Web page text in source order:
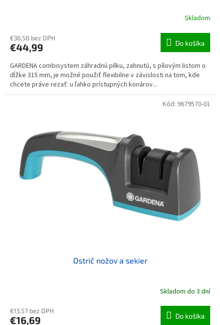
Skladom
€36,58 bez DPH
€44,99 Do košíka
GARDENA combisystem záhradnú pílku, zahnutú, s pílovým listom o
dĺžke 315 mm, je možné použiť flexibilne v závislosti na tom, kde
chcete práve rezať: u ľahko prístupných konárov...
Ostrič nožov a sekier
Skladom do 3 dní
€13,57 bez DPH
€16,69 Do košíka
Kód: 9679570-01